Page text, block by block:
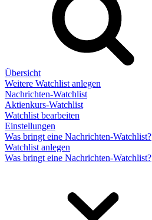
Übersicht
Weitere Watchlist anlegen
Nachrichten-Watchlist
Aktienkurs-Watchlist
Watchlist bearbeiten
Einstellungen
Was bringt eine Nachrichten-Watchlist?
Watchlist anlegen
Was bringt eine Nachrichten-Watchlist?